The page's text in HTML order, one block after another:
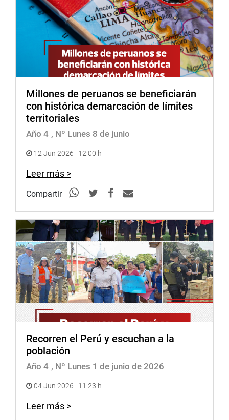
Millones de peruanos se beneficiarán
con histórica demarcación de límites
territoriales
Año 4 , Nº Lunes 8 de junio
12 Jun 2026 | 12:00 h
Leer más >
Compartir
Recorren el Perú y escuchan a la
población
Año 4 , Nº Lunes 1 de junio de 2026
04 Jun 2026 | 11:23 h
Leer más >